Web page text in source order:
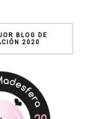
BLOG DE
2020